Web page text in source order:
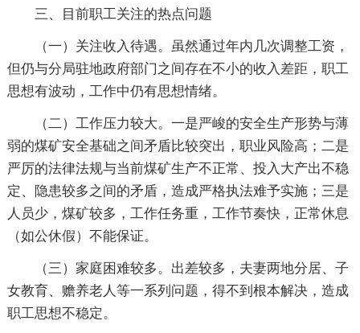
三、目前职工关注的热点问题
（一）关注收入待遇。虽然通过年内几次调整工资，
但仍与分局驻地政府部门之间存在不小的收入差距，职工
思想有波动，工作中仍有思想情绪。
（二）工作压力较大。一是严峻的安全生产形势与薄
弱的煤矿安全基础之间矛盾比较突出，职业风险高；二是
严厉的法律法规与当前煤矿生产不正常、投入大产出不稳
定、隐患较多之间的矛盾，造成严格执法难予实施；三是
人员少，煤矿较多，工作任务重，工作节奏快，正常休息
（如公休假）不能保证。
（三）家庭困难较多。出差较多，夫妻两地分居、子
女教育、赡养老人等一系列问题，得不到根本解决，造成
职工思想不稳定。